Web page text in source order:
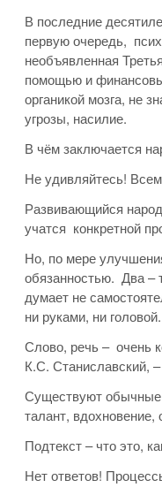
В последние
первую очередь,
необъявленная
помощью и
органикой мозга, не
угрозы, насилие.
В чём заключается
Не удивляйтесь!
Развивающийся
учатся конкретной
Но, по мере
обязанностью. Два –
думает не
ни руками, ни
Слово, речь – очень
К.С. Станиславский,
Существуют обычные
талант,
Подтекст – что это,
Нет ответов!